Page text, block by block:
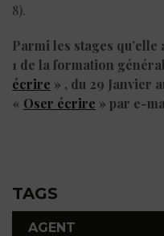
8).
Parmi les stages
1 de la formation
écrire » , du 29 Janvier
« Oser écrire » par e-
TAGS
AGENT